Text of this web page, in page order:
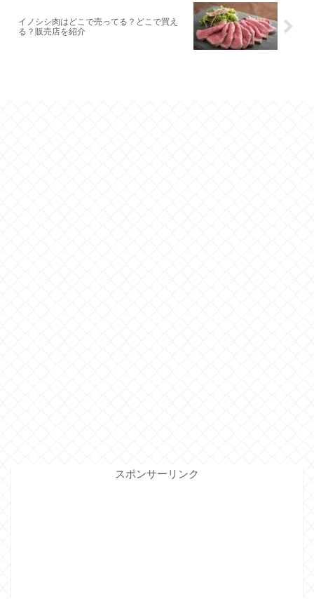
イノシシ肉はどこで売ってる？どこで買え
る？販売店を紹介
スポンサーリンク